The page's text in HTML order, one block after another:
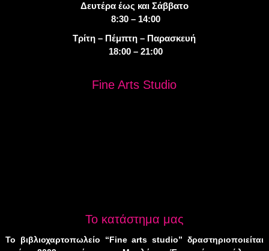
Δευτέρα έως και Σάββατο
8:30 – 14:00
Τρίτη – Πέμπτη – Παρασκευή
18:00 – 21:00
Fine Arts Studio
Το κατάστημα μας
Το βιβλιοχαρτοπωλείο “Fine arts studio” δραστηριοποιείται